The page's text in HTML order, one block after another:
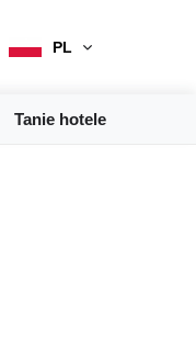
PL
Tanie hotele